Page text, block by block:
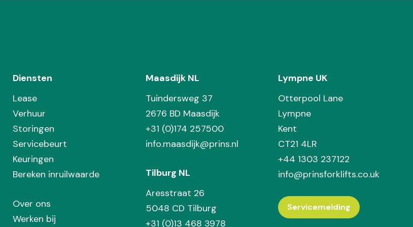
Diensten
Lease
Verhuur
Storingen
Servicebeurt
Keuringen
Bereken inruilwaarde
Over ons
Werken bij
Maasdijk NL
Tuindersweg 37
2676 BD Maasdijk
+31 (0)174 257500
info.maasdijk@prins.nl
Tilburg NL
Aresstraat 26
5048 CD Tilburg
+31 (0)13 468 3978
Lympne UK
Otterpool Lane
Lympne
Kent
CT21 4LR
+44 1303 237122
info@prinsforklifts.co.uk
Servicemelding